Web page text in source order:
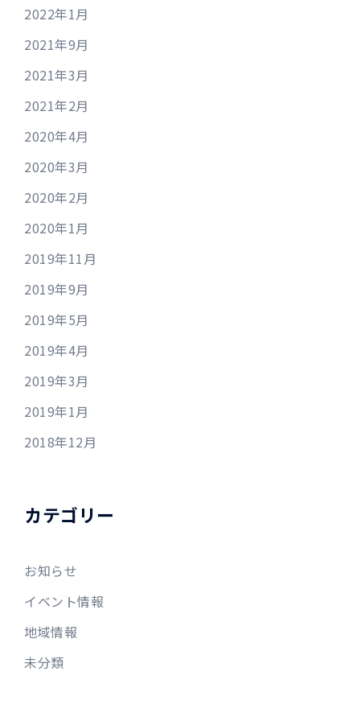
2022年1月
2021年9月
2021年3月
2021年2月
2020年4月
2020年3月
2020年2月
2020年1月
2019年11月
2019年9月
2019年5月
2019年4月
2019年3月
2019年1月
2018年12月
カテゴリー
お知らせ
イベント情報
地域情報
未分類